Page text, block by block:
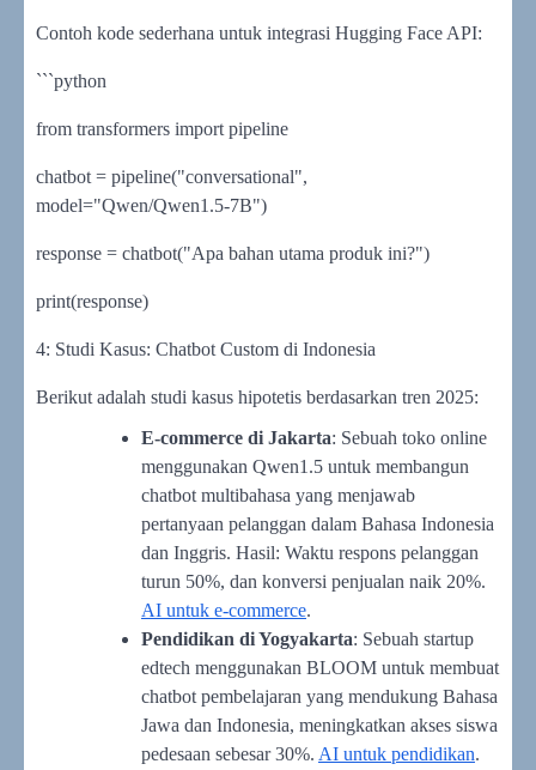
Contoh kode sederhana untuk integrasi Hugging Face API:
```python
from transformers import pipeline
chatbot = pipeline("conversational",
model="Qwen/Qwen1.5-7B")
response = chatbot("Apa bahan utama produk ini?")
print(response)
4: Studi Kasus: Chatbot Custom di Indonesia
Berikut adalah studi kasus hipotetis berdasarkan tren 2025:
E-commerce di Jakarta: Sebuah toko online
menggunakan Qwen1.5 untuk membangun
chatbot multibahasa yang menjawab
pertanyaan pelanggan dalam Bahasa Indonesia
dan Inggris. Hasil: Waktu respons pelanggan
turun 50%, dan konversi penjualan naik 20%.
AI untuk e-commerce.
Pendidikan di Yogyakarta: Sebuah startup
edtech menggunakan BLOOM untuk membuat
chatbot pembelajaran yang mendukung Bahasa
Jawa dan Indonesia, meningkatkan akses siswa
pedesaan sebesar 30%. AI untuk pendidikan.